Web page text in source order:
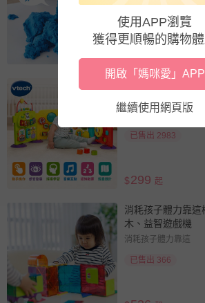
$399 起
全球電子學習品
2件95折
已售出 2983
$299 起
消耗孩子體力靠
木、益智遊戲機
消耗孩子體力靠這
已售出 366
使用APP瀏覽
獲得更順暢的購物
開啟「媽咪愛」APP
繼續使用網頁版